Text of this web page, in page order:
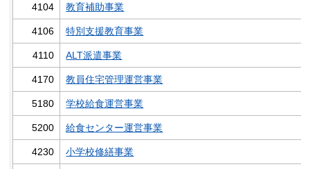
4104 教育補助事業
4106 特別支援教育事業
4110 ALT派遣事業
4170 教員住宅管理運営事業
5180 学校給食運営事業
5200 給食センター運営事業
4230 小学校修繕事業